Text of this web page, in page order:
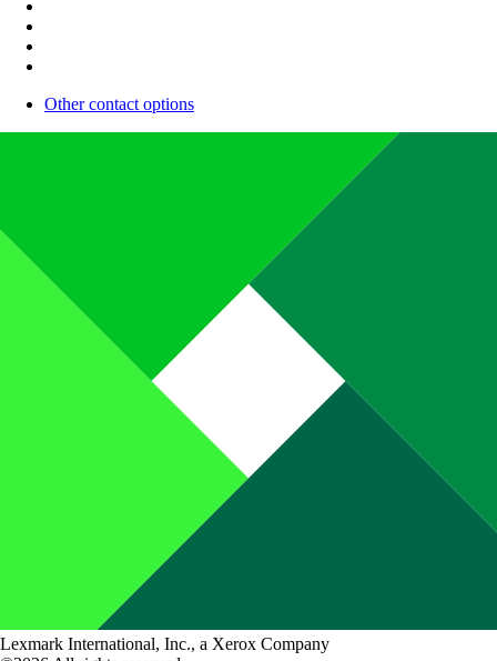
Other contact options
Lexmark International, Inc., a Xerox Company